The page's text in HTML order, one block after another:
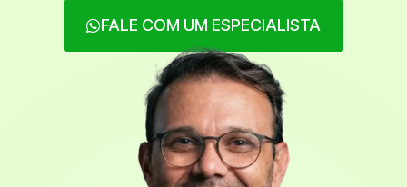
FALE COM UM ESPECIALISTA